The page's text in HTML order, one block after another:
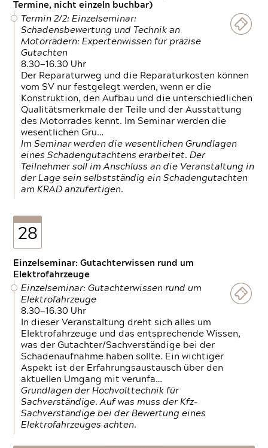
Termine, nicht einzeln buchbar)
Termin 2/2: Einzelseminar:
Schadensbewertung und Technik an
Motorrädern: Expertenwissen für präzise
Gutachten
8.30—16.30 Uhr
Der Reparaturweg und die Reparaturkosten können
vom SV nur festgelegt werden, wenn er die
Konstruktion, den Aufbau und die unterschiedlichen
Qualitätsmerkmale der Teile und der Ausstattung
des Motorrades kennt. Im Seminar werden die
wesentlichen Gru…
Im Seminar werden die wesentlichen Grundlagen
eines Schadengutachtens erarbeitet. Der
Teilnehmer soll im Anschluss an die Veranstaltung in
der Lage sein selbstständig ein Schadengutachten
am KRAD anzufertigen.
28
Einzelseminar: Gutachterwissen rund um
Elektrofahrzeuge
Einzelseminar: Gutachterwissen rund um
Elektrofahrzeuge
8.30—16.30 Uhr
In dieser Veranstaltung dreht sich alles um
Elektrofahrzeuge und das entsprechende Wissen,
was der Gutachter/Sachverständige bei der
Schadenaufnahme haben sollte. Ein wichtiger
Aspekt ist der Erfahrungsaustausch über den
aktuellen Umgang mit verunfa…
Grundlagen der Hochvolttechnik für
Sachverständige. Auf was muss der Kfz-
Sachverständige bei der Bewertung eines
Elektrofahrzeuges achten.